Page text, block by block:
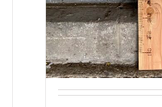
AMBACHT C
Meetlat /
€149,95